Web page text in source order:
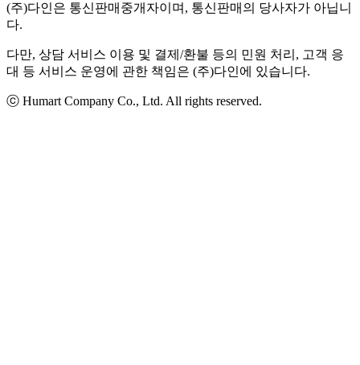
(주)다인은 통신판매중개자이며, 통신판매의 당사자가 아닙니
다.
다만, 상담 서비스 이용 및 결제/환불 등의 민원 처리, 고객 응
대 등 서비스 운영에 관한 책임은 (주)다인에 있습니다.
ⓒ Humart Company Co., Ltd. All rights reserved.